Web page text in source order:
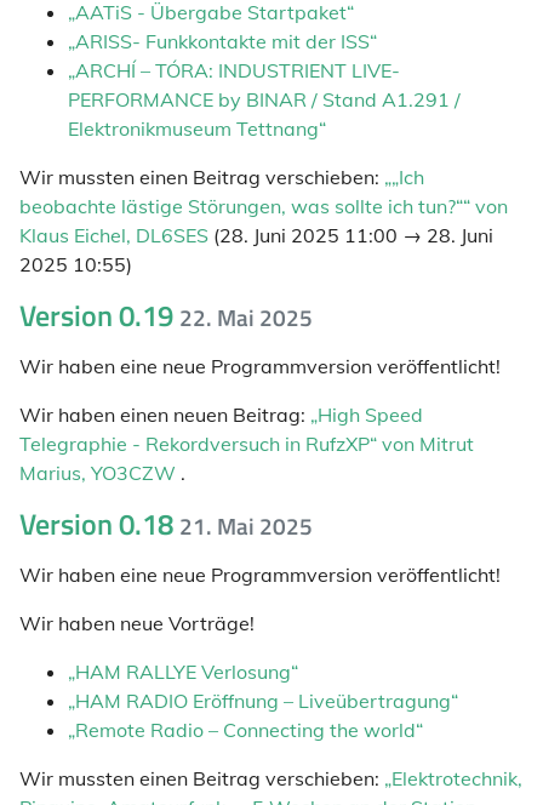
„AATiS - Übergabe Startpaket“
„ARISS- Funkkontakte mit der ISS“
„ARCHÍ – TÓRA: INDUSTRIENT LIVE-
PERFORMANCE by BINAR / Stand A1.291 /
Elektronikmuseum Tettnang“
Wir mussten einen Beitrag verschieben: „„Ich
beobachte lästige Störungen, was sollte ich tun?““ von
Klaus Eichel, DL6SES (28. Juni 2025 11:00 → 28. Juni
2025 10:55)
Version 0.19 22. Mai 2025
Wir haben eine neue Programmversion veröffentlicht!
Wir haben einen neuen Beitrag: „High Speed
Telegraphie - Rekordversuch in RufzXP“ von Mitrut
Marius, YO3CZW .
Version 0.18 21. Mai 2025
Wir haben eine neue Programmversion veröffentlicht!
Wir haben neue Vorträge!
„HAM RALLYE Verlosung“
„HAM RADIO Eröffnung – Liveübertragung“
„Remote Radio – Connecting the world“
Wir mussten einen Beitrag verschieben: „Elektrotechnik,